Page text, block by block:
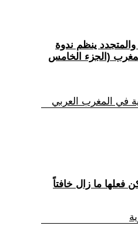
والمتجدد ينظم ندوة
(الجزء الخامس
في المغرب العربي